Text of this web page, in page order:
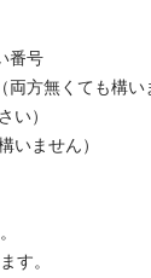
番号
両方無くても構い
い）
いません）
す。